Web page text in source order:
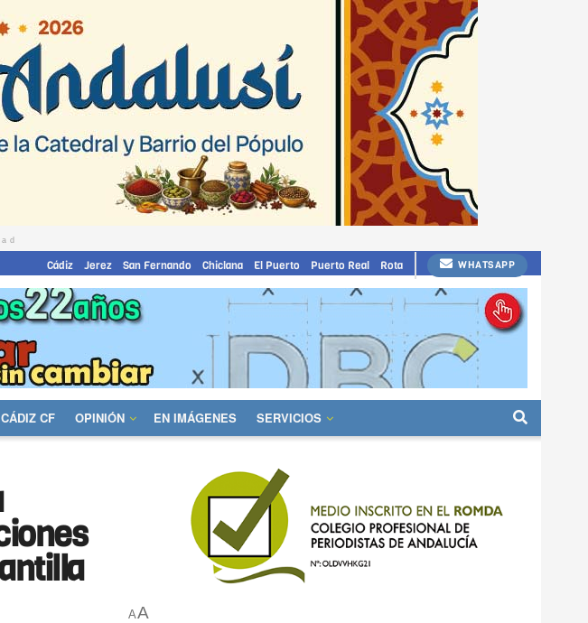
Cádiz Jerez San Fernando Chiclana El Puerto Puerto Real Rota WHATSAPP
CÁDIZ CF OPINIÓN EN IMÁGENES SERVICIOS
AA